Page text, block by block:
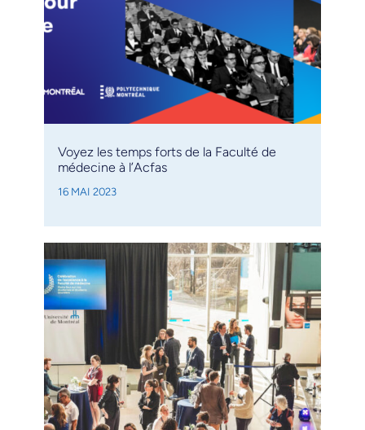
Voyez les temps forts de la Faculté de
médecine à l’Acfas
16 MAI 2023